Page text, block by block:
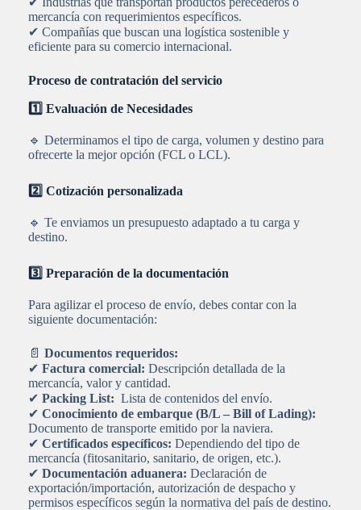
mercancía con requerimientos específicos.
✔ Compañías que buscan una logística sostenible y
eficiente para su comercio internacional.
Proceso de contratación del servicio
1️⃣ Evaluación de Necesidades
🔹 Determinamos el tipo de carga, volumen y destino para
ofrecerte la mejor opción (FCL o LCL).
2️⃣ Cotización personalizada
🔹 Te enviamos un presupuesto adaptado a tu carga y
destino.
3️⃣ Preparación de la documentación
Para agilizar el proceso de envío, debes contar con la
siguiente documentación:
📄 Documentos requeridos:
✔ Factura comercial: Descripción detallada de la
mercancía, valor y cantidad.
✔ Packing List: Lista de contenidos del envío.
✔ Conocimiento de embarque (B/L – Bill of Lading):
Documento de transporte emitido por la naviera.
✔ Certificados específicos: Dependiendo del tipo de
mercancía (fitosanitario, sanitario, de origen, etc.).
✔ Documentación aduanera: Declaración de
exportación/importación, autorización de despacho y
permisos específicos según la normativa del país de destino.